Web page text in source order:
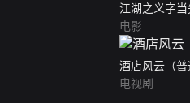
江湖之义字当
电影
酒店风云（普
电视剧